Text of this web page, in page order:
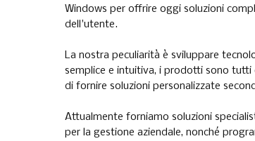
Windows per offrire oggi soluzioni
dell'utente.
La nostra peculiarità è sviluppare
semplice e intuitiva, i prodotti sono
di fornire soluzioni personalizzate
Attualmente forniamo soluzioni
per la gestione aziendale, nonché